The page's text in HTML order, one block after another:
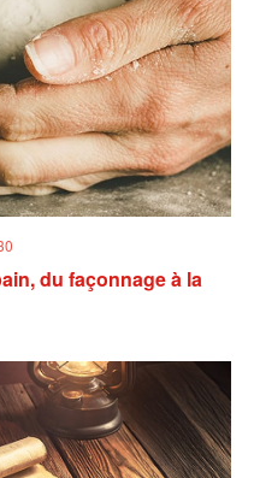
du façonnage à la